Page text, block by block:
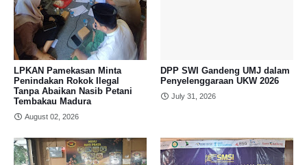
LPKAN Pamekasan Minta
Penindakan Rokok Ilegal
Tanpa Abaikan Nasib Petani
Tembakau Madura
August 02, 2026
DPP SWI Gandeng UMJ dalam
Penyelenggaraan UKW 2026
July 31, 2026